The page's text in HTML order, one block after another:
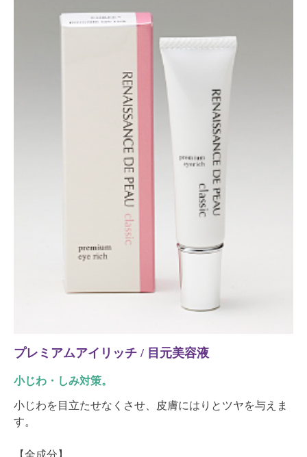
プレミアムアイリッチ / 目元美容液
小じわ・しみ対策。
小じわを目立たせなくさせ、皮膚にはりとツヤを与えま
す。
【全成分】